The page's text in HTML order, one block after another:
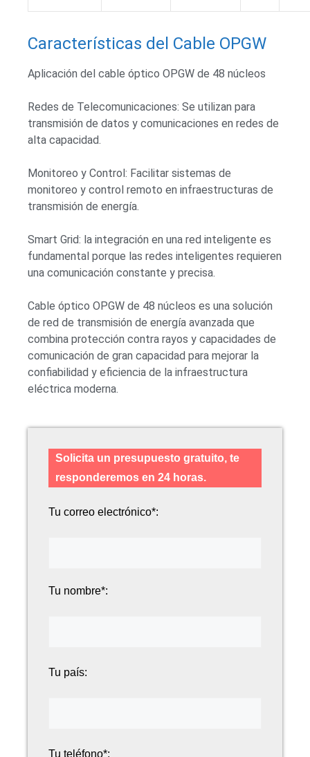
Características del Cable OPGW
Aplicación del cable óptico OPGW de 48 núcleos
Redes de Telecomunicaciones: Se utilizan para
transmisión de datos y comunicaciones en redes de
alta capacidad.
Monitoreo y Control: Facilitar sistemas de
monitoreo y control remoto en infraestructuras de
transmisión de energía.
Smart Grid: la integración en una red inteligente es
fundamental porque las redes inteligentes requieren
una comunicación constante y precisa.
Cable óptico OPGW de 48 núcleos es una solución
de red de transmisión de energía avanzada que
combina protección contra rayos y capacidades de
comunicación de gran capacidad para mejorar la
confiabilidad y eficiencia de la infraestructura
eléctrica moderna.
Solicita un presupuesto gratuito, te
responderemos en 24 horas.
Tu correo electrónico*:
Tu nombre*:
Tu país:
Tu teléfono*: